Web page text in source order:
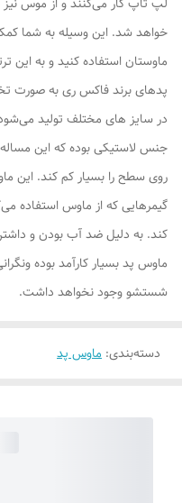
خواهد شد. این وسیله به شما
ماوستان استفاده کنید و به این
پدهای برند فاکس ری به صورت
در سایز های مختلف تولید
جنس لاستیکی بوده که این
روی سطح را بسیار کم کند. این
گیمرهایی که از ماوس استفاده
کند. به دلیل ضد آب بودن و
ماوس پد بسیار کارآمد بوده
شستشو وجود نخواهد داشت.
دسته‌بندی: ماوس پد